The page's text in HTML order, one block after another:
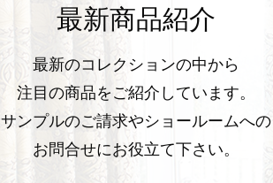
最新商品紹介
最新のコレクションの中から
注目の商品をご紹介しています。
サンプルのご請求やショールームへの
お問合せにお役立て下さい。